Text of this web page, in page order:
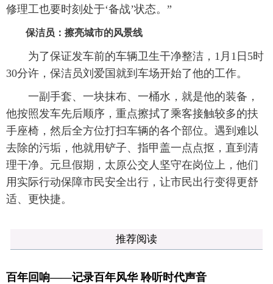
修理工也要时刻处于‘备战’状态。”
保洁员：擦亮城市的风景线
为了保证发车前的车辆卫生干净整洁，1月1日5时
30分许，保洁员刘爱国就到车场开始了他的工作。
一副手套、一块抹布、一桶水，就是他的装备，
他按照发车先后顺序，重点擦拭了乘客接触较多的扶
手座椅，然后全方位打扫车辆的各个部位。遇到难以
去除的污垢，他就用铲子、指甲盖一点点抠，直到清
理干净。元旦假期，太原公交人坚守在岗位上，他们
用实际行动保障市民安全出行，让市民出行变得更舒
适、更快捷。
推荐阅读
百年回响——记录百年风华 聆听时代声音